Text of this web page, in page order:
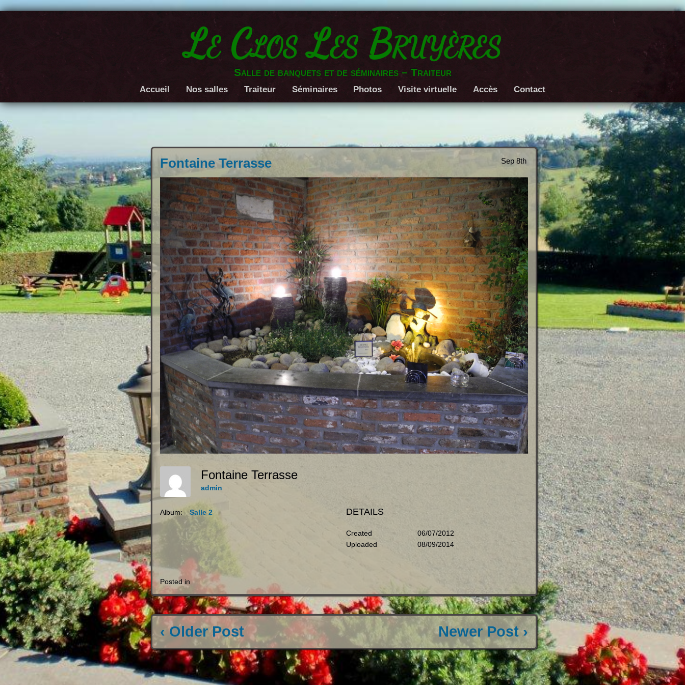
Le Clos Les Bruyères
Salle de banquets et de séminaires – Traiteur
Accueil Nos salles Traiteur Séminaires Photos Visite virtuelle Accès Contact
Sep 8th
Fontaine Terrasse
Fontaine Terrasse
admin
Album: Salle 2 DETAILS
Created
06/07/2012
Uploaded
08/09/2014
Posted in
‹ Older Post Newer Post ›